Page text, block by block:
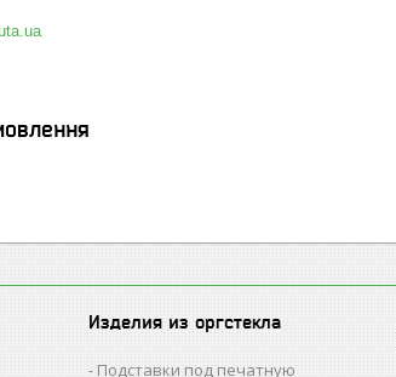
Изделия из оргстекла
Подставки под печатную